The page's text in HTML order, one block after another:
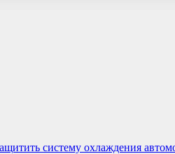
систему охлаждения